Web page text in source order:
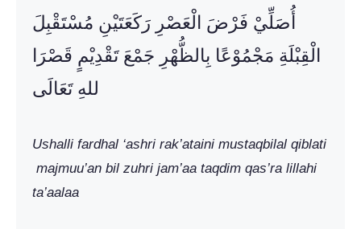
أُصَلِّيْ فَرْضَ الْعَصْرِ رَكَعَتَيْنِ مُسْتَقْبِلَ
الْقِبْلَةِ مَجْمُوْعًا بِالظُّهْرِ جَمْعَ تَقْدِيْمٍ قَصْرَا
للهِ تَعَالَى
Ushalli fardhal ‘ashri rak’ataini mustaqbilal qiblati
majmuu’an bil zuhri jam’aa taqdim qas’ra lillahi
ta’aalaa